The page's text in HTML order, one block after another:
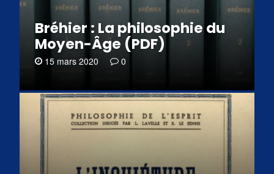
Bréhier : La philosophie du
Moyen-Âge (PDF)
15 mars 2020 0